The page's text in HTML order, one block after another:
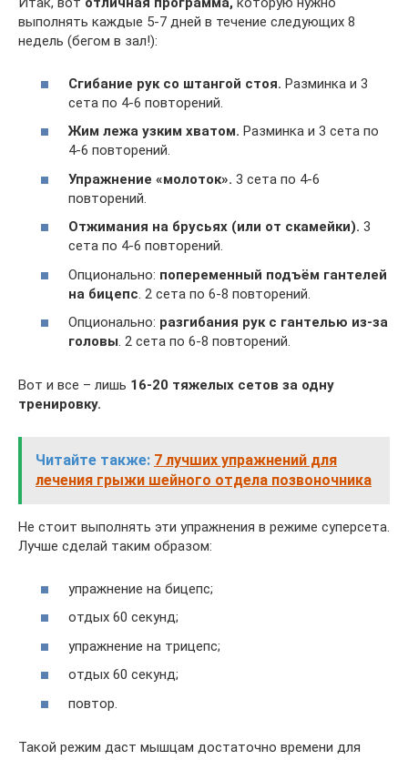
выполнять каждые 5-7 дней в течение следующих 8
недель (бегом в зал!):
Сгибание рук со штангой стоя. Разминка и 3
сета по 4-6 повторений.
Жим лежа узким хватом. Разминка и 3 сета по
4-6 повторений.
Упражнение «молоток». 3 сета по 4-6
повторений.
Отжимания на брусьях (или от скамейки). 3
сета по 4-6 повторений.
Опционально: попеременный подъём гантелей
на бицепс. 2 сета по 6-8 повторений.
Опционально: разгибания рук с гантелью из-за
головы. 2 сета по 6-8 повторений.
Вот и все – лишь 16-20 тяжелых сетов за одну
тренировку.
Читайте также: 7 лучших упражнений для
лечения грыжи шейного отдела позвоночника
Не стоит выполнять эти упражнения в режиме суперсета.
Лучше сделай таким образом:
упражнение на бицепс;
отдых 60 секунд;
упражнение на трицепс;
отдых 60 секунд;
повтор.
Такой режим даст мышцам достаточно времени для